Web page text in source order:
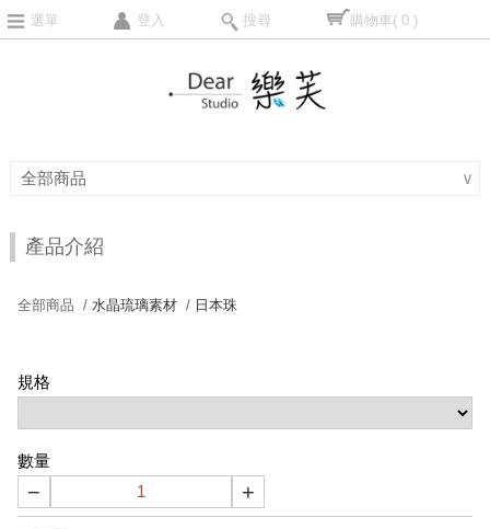
選單 登入 搜尋 購物車( 0 )
全部商品 ∨
產品介紹
全部商品 / 水晶琉璃素材 / 日本珠
規格
數量
− +